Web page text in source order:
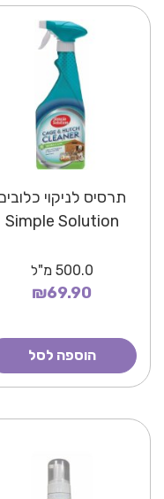
תרסיס לניקוי
Simple Solution
500.0 מ"ל
₪69.90
הוספה לסל